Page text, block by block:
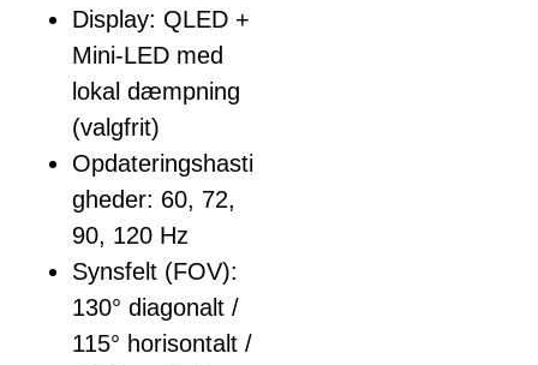
Display: QLED +
Mini-LED med
lokal dæmpning
(valgfrit)
Opdateringshasti
gheder: 60, 72,
90, 120 Hz
Synsfelt (FOV):
130° diagonalt /
115° horisontalt /